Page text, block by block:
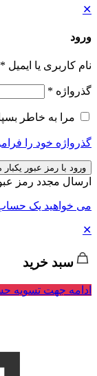
✕
ورود
نام کاربری یا ایمیل *
گذرواژه *
مرا به خاطر
گذرواژه خود را
ورود با رمز عبور
ارسال مجدد رمز
می خواهید یک حساب
✕
سبد خرید
ادامه جهت تسویه